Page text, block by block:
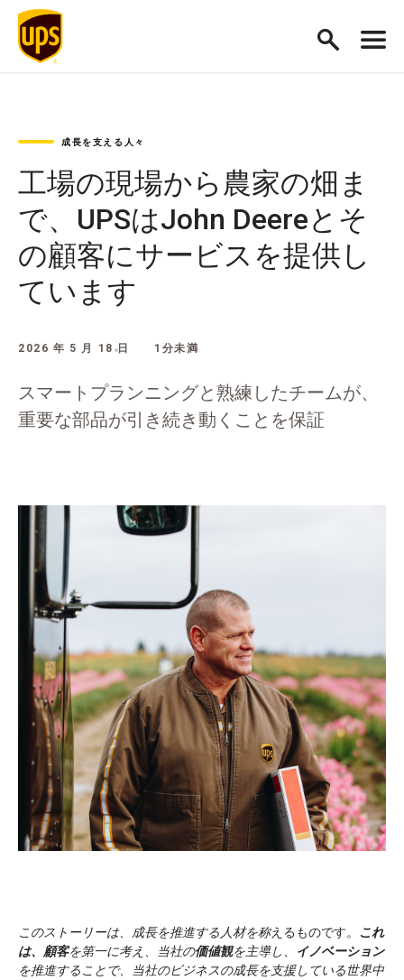
成長を支える人々
工場の現場から農家の畑ま
で、UPSはJohn Deereとそ
の顧客にサービスを提供し
ています
2026 年 5 月 18 日 1分未満
スマートプランニングと熟練したチームが、
重要な部品が引き続き動くことを保証
このストーリーは、成長を推進する人材を称えるものです。
これ
は、顧客を第一に考え、当社の価値観を主導し、
イノベーション
を推進することで、当社のビジネスの成長を支援している世界中